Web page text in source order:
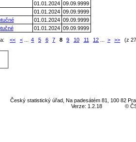
01.01.2024 09.09.9999
01.01.2024 09.09.9999
01.01.2024 09.09.9999
01.01.2024 09.09.9999
<< <... 4 5 6 7 8 9 10 11 12 > >> (z
Český statistický úřad, Na padesátém 81, 100 82
Verze: 1.2.18
©